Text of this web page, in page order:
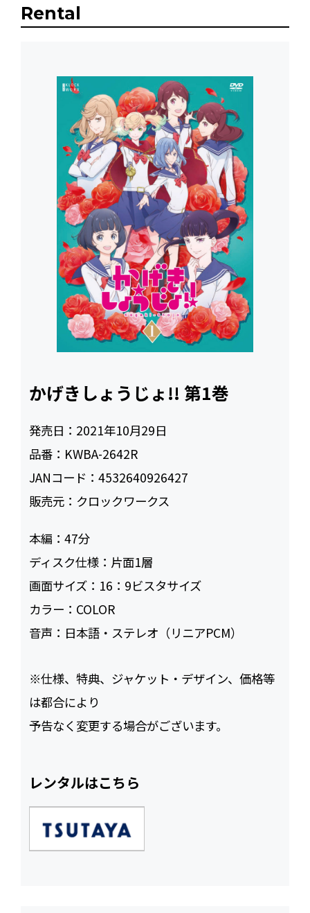
Rental
かげきしょうじょ!! 第1巻
発売日： 2021年10月29日
品番： KWBA-2642R
JANコード：4532640926427
販売元： クロックワークス
本編：47
ディスク仕様： 片面1層
画面サイズ： 16：9ビスタサイズ
カラー： COLOR
音声： 日本語・ステレオ（リニアPCM）
※仕様、特典、ジャケット・デザイン、価格等
は都合により
予告なく変更する場合がございます。
レンタルはこちら